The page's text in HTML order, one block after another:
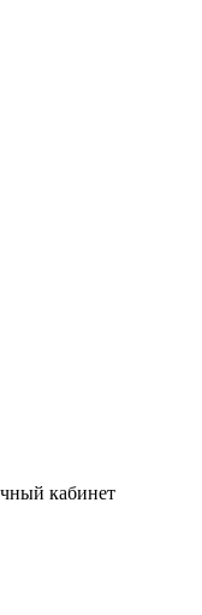
кабинет